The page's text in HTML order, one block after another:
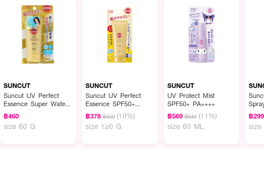
ผ่านการทดสอบภูมิแพ้ทางผิวหนัง และการทดสอบการระคายเคืองต่อผิว
ผลิตภัณฑ์นี้ไม่มีส่วนผสมที่ทำให้เกิดรูขุมขนอุดตันซึ่งเป็นต้นเหตุของการเกิดสิว
ทาผลิตภัณฑ์กันแดดในปริมาณพอเหมาะให้ทั่วบริเวณที่ต้องการ ทั้งใบหน้าและลำตัว
ล้างออกได้ด้วยสารทำความสะอาดผิว
SUNCUT
Suncut UV Perfect
Essence Super Water
Proof SPF50+ PA++++
฿460
size 60 G
SUNCUT
Suncut UV Perfect
Essence SPF50+
PA++++
฿378 ฿420 (10%)
size 120 G
SUNCUT
UV Protect Mist
SPF50+ PA++++
฿569 ฿640 (11%)
size 60 ML
฿299
size